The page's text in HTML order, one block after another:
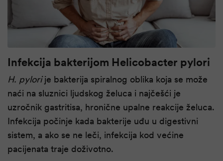
Infekcija bakterijom Helicobacter pylori
H. pylorije bakterija spiralnog oblika koja se može
naći na sluznici ljudskog želuca i najčešći je
uzročnik gastritisa, hronične upalne reakcije želuca.
Infekcija počinje kada bakterije uđu u digestivni
sistem, a ako se ne leči, infekcija kod većine
pacijenata traje doživotno.